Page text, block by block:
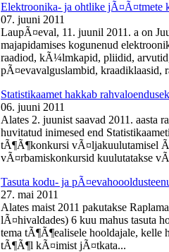
Elektroonika- ja ohtlike jÃ¤Ã¤tmete
07. juuni 2011
LaupÃ¤eval, 11. juunil 2011. a on
majapidamises kogunenud
raadiod, kÃ¼lmkapid, pliidid,
pÃ¤evavalguslambid, kraadiklaasid,
Statistikaamet hakkab
06. juuni 2011
Alates 2. juunist saavad 2011. aasta
huvitatud inimesed end
tÃ¶Ã¶konkursi vÃ¤ljakuulutamisel
vÃ¤rbamiskonkursid kuulutatakse
Tasuta kodu- ja
27. mai 2011
Alates maist 2011 pakutakse
lÃ¤hivaldades) 6 kuu mahus tasuta
tema tÃ¶Ã¶ealisele hooldajale,
tÃ¶Ã¶l kÃ¤imist jÃ¤tkata...